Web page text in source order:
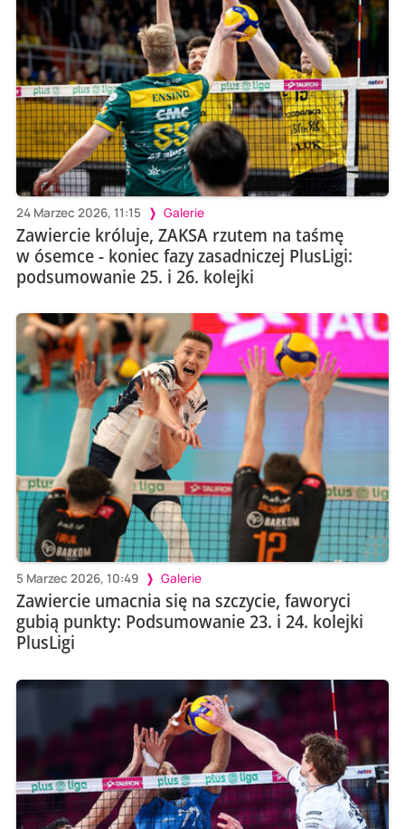
24 Marzec 2026, 11:15 Galerie
Zawiercie króluje, ZAKSA rzutem na taśmę
w ósemce - koniec fazy zasadniczej PlusLigi:
podsumowanie 25. i 26. kolejki
5 Marzec 2026, 10:49 Galerie
Zawiercie umacnia się na szczycie, faworyci
gubią punkty: Podsumowanie 23. i 24. kolejki
PlusLigi